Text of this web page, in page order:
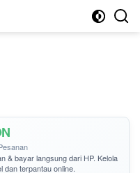
& bayar langsung dari HP. Kelola
dan terpantau online.